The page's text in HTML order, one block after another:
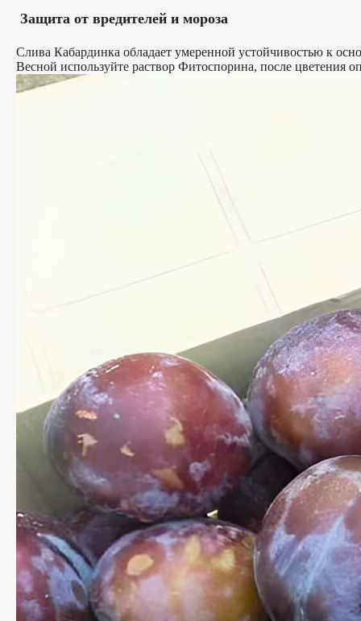
Защита от вредителей и мороза
Слива Кабардинка обладает умеренной устойчивостью к
Весной используйте раствор Фитоспорина, после цветения